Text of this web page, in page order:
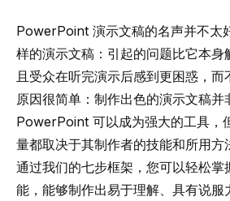
PowerPoint 演示文稿的名声并不太
样的演示文稿：引起的问题比它本身
且受众在听完演示后感到更困惑，
原因很简单：制作出色的演示文稿并
PowerPoint 可以成为强大的工具，
量都取决于其制作者的技能和所用方
通过我们的七步框架，您可以轻松掌
能，能够制作出易于理解、具有说服